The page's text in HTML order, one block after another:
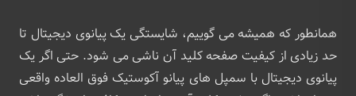
همانطور که همیشه می گوییم، شایستگی یک پیانوی دیجیتال تا
حد زیادی از کیفیت صفحه کلید آن ناشی می شود. حتی اگر یک
پیانوی دیجیتال با سمپل های پیانو آکوستیک فوق ‌العاده واقعی